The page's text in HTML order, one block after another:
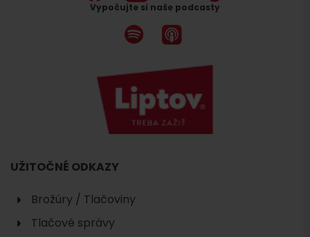
Vypočujte si naše podcasty
UŽITOČNÉ ODKAZY
Brožúry / Tlačoviny
Tlačové správy